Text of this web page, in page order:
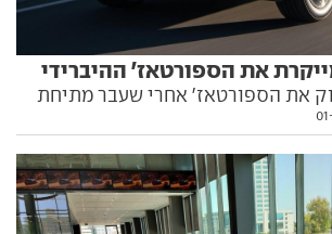
את הספורטאז' ההיברידי
את הספורטאז' אחרי שעבר מתיחת
עדכני ומפרט אבזור מורחב - אך רק